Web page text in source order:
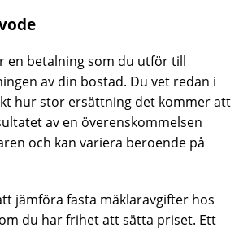
en betalning som du utför till
av din bostad. Du vet redan i
hur stor ersättning det kommer att
av en överenskommelsen
och kan variera beroende på
jämföra fasta mäklaravgifter hos
du har frihet att sätta priset. Ett